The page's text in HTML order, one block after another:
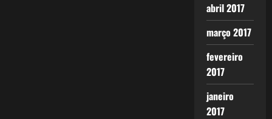
abril 2017
março 2017
fevereiro
2017
janeiro
2017